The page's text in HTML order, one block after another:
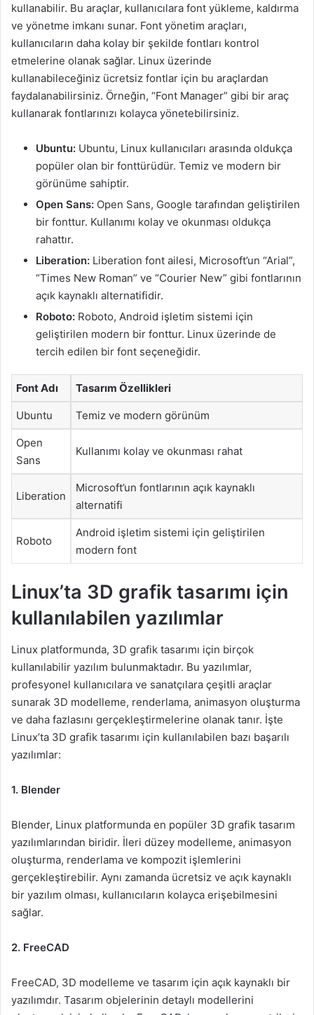
kullanabilir. Bu araçlar, kullanıcılara font yükleme, kaldırma
ve yönetme imkanı sunar. Font yönetim araçları,
kullanıcıların daha kolay bir şekilde fontları kontrol
etmelerine olanak sağlar. Linux üzerinde
kullanabileceğiniz ücretsiz fontlar için bu araçlardan
faydalanabilirsiniz. Örneğin, “Font Manager” gibi bir araç
kullanarak fontlarınızı kolayca yönetebilirsiniz.
Ubuntu: Ubuntu, Linux kullanıcıları arasında oldukça
popüler olan bir fonttürüdür. Temiz ve modern bir
görünüme sahiptir.
Open Sans: Open Sans, Google tarafından geliştirilen
bir fonttur. Kullanımı kolay ve okunması oldukça
rahattır.
Liberation: Liberation font ailesi, Microsoft’un “Arial”,
“Times New Roman” ve “Courier New” gibi fontlarının
açık kaynaklı alternatifidir.
Roboto: Roboto, Android işletim sistemi için
geliştirilen modern bir fonttur. Linux üzerinde de
tercih edilen bir font seçeneğidir.
Font Adı Tasarım Özellikleri
Ubuntu Temiz ve modern görünüm
Open
Sans
Kullanımı kolay ve okunması rahat
Liberation
Microsoft’un fontlarının açık kaynaklı
alternatifi
Roboto
Android işletim sistemi için geliştirilen
modern font
Linux’ta 3D grafik tasarımı için
kullanılabilen yazılımlar
Linux platformunda, 3D grafik tasarımı için birçok
kullanılabilir yazılım bulunmaktadır. Bu yazılımlar,
profesyonel kullanıcılara ve sanatçılara çeşitli araçlar
sunarak 3D modelleme, renderlama, animasyon oluşturma
ve daha fazlasını gerçekleştirmelerine olanak tanır. İşte
Linux’ta 3D grafik tasarımı için kullanılabilen bazı başarılı
yazılımlar:
1. Blender
Blender, Linux platformunda en popüler 3D grafik tasarım
yazılımlarından biridir. İleri düzey modelleme, animasyon
oluşturma, renderlama ve kompozit işlemlerini
gerçekleştirebilir. Aynı zamanda ücretsiz ve açık kaynaklı
bir yazılım olması, kullanıcıların kolayca erişebilmesini
sağlar.
2. FreeCAD
FreeCAD, 3D modelleme ve tasarım için açık kaynaklı bir
yazılımdır. Tasarım objelerinin detaylı modellerini